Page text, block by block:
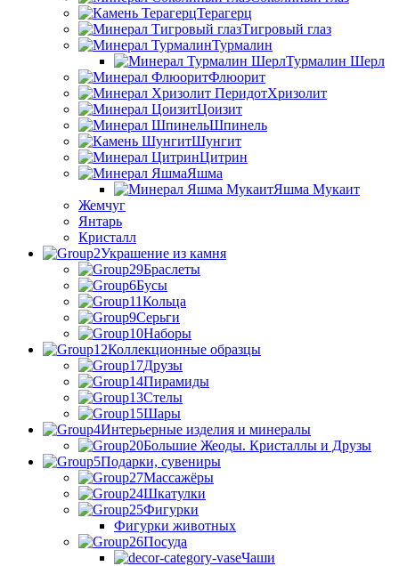
Терагерц
Тигровый глаз
Турмалин
Турмалин Шерл
Флюорит
Хризолит
Цоизит
Шпинель
Шунгит
Цитрин
Яшма
Яшма Мукаит
Жемчуг
Янтарь
Кристалл
Украшение из камня
Браслеты
Бусы
Кольца
Серьги
Наборы
Коллекционные образцы
Друзы
Пирамиды
Стелы
Шары
Интерьерные изделия и минералы
Большие Жеоды. Кристаллы и Друзы
Подарки, сувениры
Массажёры
Шкатулки
Фигурки
Фигурки животных
Посуда
Чаши